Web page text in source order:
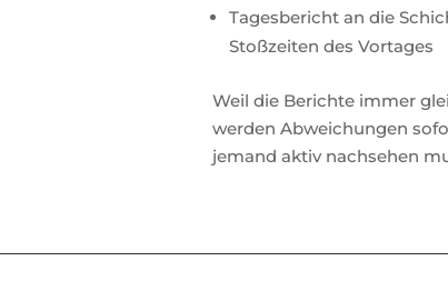
Tagesbericht an die
Stoßzeiten des Vortages
Weil die Berichte immer
werden Abweichungen
jemand aktiv nachsehen